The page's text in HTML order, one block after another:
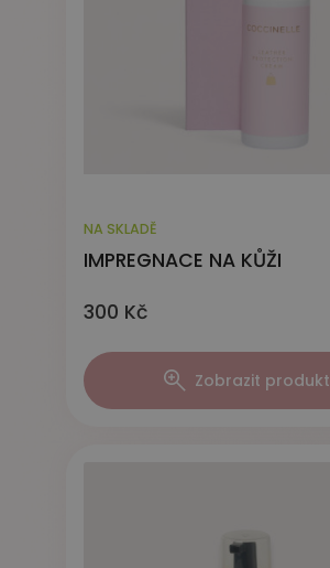
NA SKLADĚ
IMPREGNACE NA KŮŽI
300 Kč
Zobrazit produkt